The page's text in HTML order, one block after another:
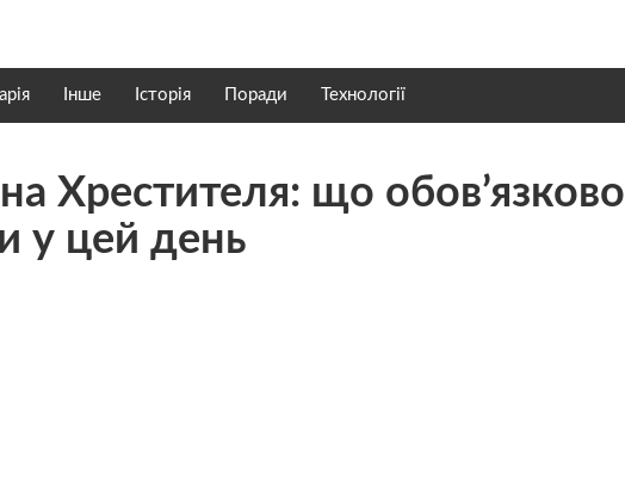
Інше Історія Поради Технології
Хрестителя: що обов’язково
у цей день